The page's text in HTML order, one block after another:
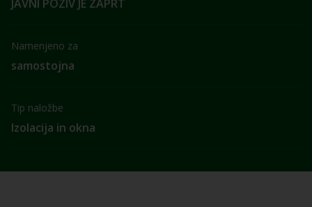
JAVNI POZIV JE ZAPRT
Namenjeno za
samostojna
Tip naložbe
Izolacija in okna